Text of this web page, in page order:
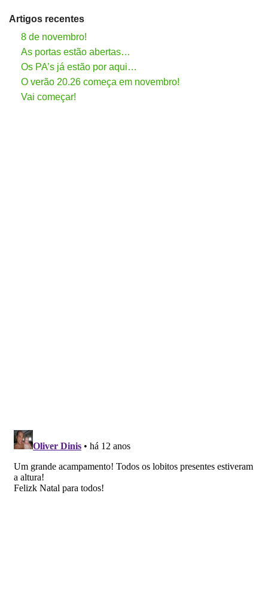
Artigos recentes
8 de novembro!
As portas estão abertas…
Os PA’s já estão por aqui…
O verão 20.26 começa em novembro!
Vai começar!